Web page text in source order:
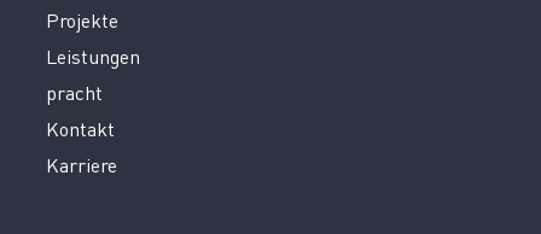
Projekte
Leistungen
pracht
Kontakt
Karriere